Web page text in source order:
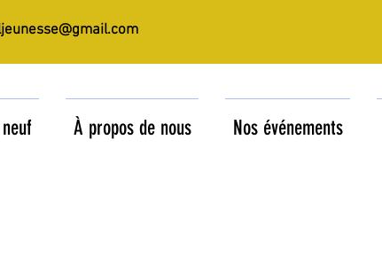
À propos de nous Nos événements